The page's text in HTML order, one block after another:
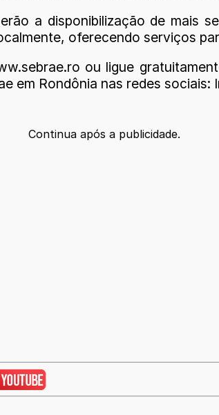
a disponibilização de mais
oferecendo serviços
ou ligue
em Rondônia nas redes
Continua após a publicidade.